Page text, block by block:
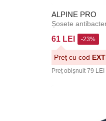
ALPINE PRO
61 LEI
Preț obișnuit 79 LEI
-23%
Preț cu cod